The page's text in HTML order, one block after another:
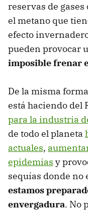
reservas de
el metano que
efecto
pueden provocar
imposible frenar
De la misma
está haciendo del
para la industria
de todo el planeta
actuales,
epidemias y
sequías donde no
estamos
envergadura. No